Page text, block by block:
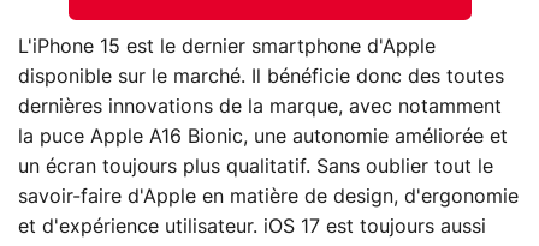
L'iPhone 15 est le dernier smartphone d'Apple
disponible sur le marché. Il bénéficie donc des toutes
dernières innovations de la marque, avec notamment
la puce Apple A16 Bionic, une autonomie améliorée et
un écran toujours plus qualitatif. Sans oublier tout le
savoir-faire d'Apple en matière de design, d'ergonomie
et d'expérience utilisateur. iOS 17 est toujours aussi